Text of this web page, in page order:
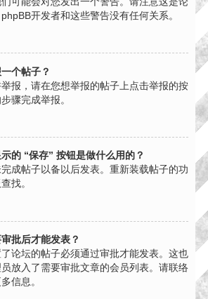
开发者和这些警告没有任何关系。
个帖子？
报，请在您想举报的帖子上点击举报的按
骤完成举报。
的 “保存” 按钮是做什么用的？
成帖子以备以后发表。重新装载帖子的功
找。
批后才能发表？
论坛的帖子必须通过审批才能发表。这也
放入了需要审批文章的会员列表。请联络
信息。